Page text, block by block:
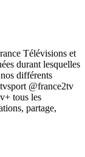
Télévisions et
durant lesquelles
différents
@france2tv
tous les
partage,